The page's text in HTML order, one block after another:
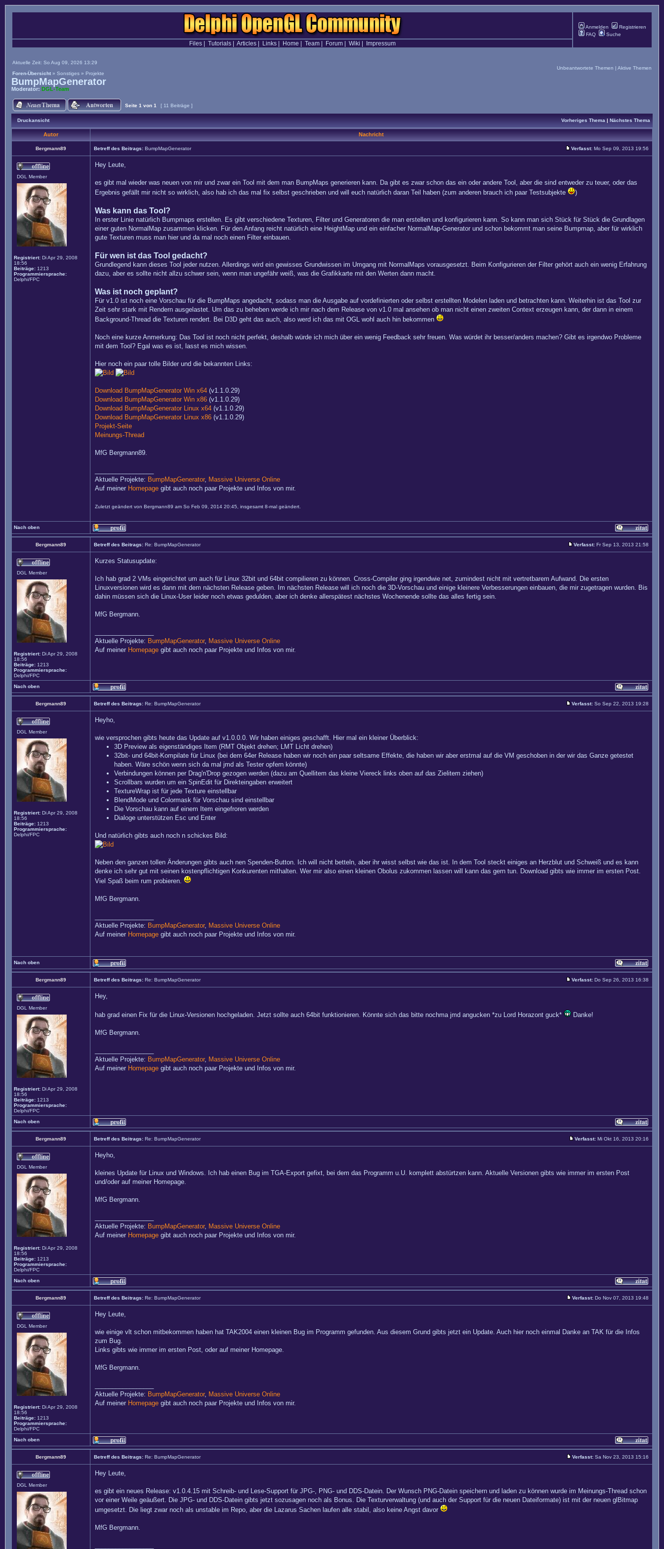
Anmelden
Registrieren
FAQ
Suche
Files| Tutorials| Articles| Links| Home Team| Forum| Wiki Impressum
Aktuelle Zeit: So Aug 09, 2026 13:29
Foren-Übersicht » Sonstiges » Projekte
Unbeantwortete Themen | Aktive Themen
BumpMapGenerator
Moderator: DGL-Team
Seite 1 von 1 [ 11 Beiträge ]
Druckansicht Vorheriges Thema | Nächstes Thema
Autor Nachricht
Bergmann89 Betreff des Beitrags: BumpMapGenerator Verfasst: Mo Sep 09, 2013 19:56
DGL Member
Registriert: Di Apr 29, 2008
18:56
Beiträge: 1213
Programmiersprache:
Delphi/FPC
Hey Leute,
es gibt mal wieder was neuen von mir und zwar ein Tool mit dem man BumpMaps generieren kann. Da gibt es zwar schon das ein oder andere Tool, aber die sind entweder zu teuer, oder das
Ergebnis gefällt mir nicht so wirklich, also hab ich das mal fix selbst geschrieben und will euch natürlich daran Teil haben (zum anderen brauch ich paar Testsubjekte
)
Was kann das Tool?
In erster Linie natürlich Bumpmaps erstellen. Es gibt verschiedene Texturen, Filter und Generatoren die man erstellen und konfigurieren kann. So kann man sich Stück für Stück die Grundlagen
einer guten NormalMap zusammen klicken. Für den Anfang reicht natürlich eine HeightMap und ein einfacher NormalMap-Generator und schon bekommt man seine Bumpmap, aber für wirklich
gute Texturen muss man hier und da mal noch einen Filter einbauen.
Für wen ist das Tool gedacht?
Grundlegend kann dieses Tool jeder nutzen. Allerdings wird ein gewisses Grundwissen im Umgang mit NormalMaps vorausgesetzt. Beim Konfigurieren der Filter gehört auch ein wenig Erfahrung
dazu, aber es sollte nicht allzu schwer sein, wenn man ungefähr weiß, was die Grafikkarte mit den Werten dann macht.
Was ist noch geplant?
Für v1.0 ist noch eine Vorschau für die BumpMaps angedacht, sodass man die Ausgabe auf vordefinierten oder selbst erstellten Modelen laden und betrachten kann. Weiterhin ist das Tool zur
Zeit sehr stark mit Rendern ausgelastet. Um das zu beheben werde ich mir nach dem Release von v1.0 mal ansehen ob man nicht einen zweiten Context erzeugen kann, der dann in einem
Background-Thread die Texturen rendert. Bei D3D geht das auch, also werd ich das mit OGL wohl auch hin bekommen
Noch eine kurze Anmerkung: Das Tool ist noch nicht perfekt, deshalb würde ich mich über ein wenig Feedback sehr freuen. Was würdet ihr besser/anders machen? Gibt es irgendwo Probleme
mit dem Tool? Egal was es ist, lasst es mich wissen.
Hier noch ein paar tolle Bilder und die bekannten Links:
Download BumpMapGenerator Win x64 (v1.1.0.29)
Download BumpMapGenerator Win x86 (v1.1.0.29)
Download BumpMapGenerator Linux x64 (v1.1.0.29)
Download BumpMapGenerator Linux x86 (v1.1.0.29)
Projekt-Seite
Meinungs-Thread
MfG Bergmann89.
Aktuelle Projekte: BumpMapGenerator, Massive Universe Online
Auf meiner Homepage gibt auch noch paar Projekte und Infos von mir.
Zuletzt geändert von Bergmann89 am So Feb 09, 2014 20:45, insgesamt 8-mal geändert.
Nach oben
Bergmann89 Betreff des Beitrags: Re: BumpMapGenerator Verfasst: Fr Sep 13, 2013 21:58
DGL Member
Registriert: Di Apr 29, 2008
18:56
Beiträge: 1213
Programmiersprache:
Delphi/FPC
Kurzes Statusupdate:
Ich hab grad 2 VMs eingerichtet um auch für Linux 32bit und 64bit compilieren zu können. Cross-Compiler ging irgendwie net, zumindest nicht mit vertretbarem Aufwand. Die ersten
Linuxversionen wird es dann mit dem nächsten Release geben. Im nächsten Release will ich noch die 3D-Vorschau und einige kleinere Verbesserungen einbauen, die mir zugetragen wurden. Bis
dahin müssen sich die Linux-User leider noch etwas gedulden, aber ich denke allerspätest nächstes Wochenende sollte das alles fertig sein.
MfG Bergmann.
Aktuelle Projekte: BumpMapGenerator, Massive Universe Online
Auf meiner Homepage gibt auch noch paar Projekte und Infos von mir.
Nach oben
Bergmann89 Betreff des Beitrags: Re: BumpMapGenerator Verfasst: So Sep 22, 2013 19:28
DGL Member
Registriert: Di Apr 29, 2008
18:56
Beiträge: 1213
Programmiersprache:
Delphi/FPC
Heyho,
wie versprochen gibts heute das Update auf v1.0.0.0. Wir haben einiges geschafft. Hier mal ein kleiner Überblick:
3D Preview als eigenständiges Item (RMT Objekt drehen; LMT Licht drehen)
32bit- und 64bit-Kompilate für Linux (bei dem 64er Release haben wir noch ein paar seltsame Effekte, die haben wir aber erstmal auf die VM geschoben in der wir das Ganze getestet
haben. Wäre schön wenn sich da mal jmd als Tester opfern könnte)
Verbindungen können per Drag'n'Drop gezogen werden (dazu am Quellitem das kleine Viereck links oben auf das Zielitem ziehen)
Scrollbars wurden um ein SpinEdit für Direkteingaben erweitert
TextureWrap ist für jede Texture einstellbar
BlendMode und Colormask für Vorschau sind einstellbar
Die Vorschau kann auf einem Item eingefroren werden
Dialoge unterstützen Esc und Enter
Und natürlich gibts auch noch n schickes Bild:
Neben den ganzen tollen Änderungen gibts auch nen Spenden-Button. Ich will nicht betteln, aber ihr wisst selbst wie das ist. In dem Tool steckt einiges an Herzblut und Schweiß und es kann
denke ich sehr gut mit seinen kostenpflichtigen Konkurenten mithalten. Wer mir also einen kleinen Obolus zukommen lassen will kann das gern tun. Download gibts wie immer im ersten Post.
Viel Spaß beim rum probieren.
MfG Bergmann.
Aktuelle Projekte: BumpMapGenerator, Massive Universe Online
Auf meiner Homepage gibt auch noch paar Projekte und Infos von mir.
Nach oben
Bergmann89 Betreff des Beitrags: Re: BumpMapGenerator Verfasst: Do Sep 26, 2013 16:38
DGL Member
Registriert: Di Apr 29, 2008
18:56
Beiträge: 1213
Programmiersprache:
Delphi/FPC
Hey,
hab grad einen Fix für die Linux-Versionen hochgeladen. Jetzt sollte auch 64bit funktionieren. Könnte sich das bitte nochma jmd angucken *zu Lord Horazont guck* Danke!
MfG Bergmann.
Aktuelle Projekte: BumpMapGenerator, Massive Universe Online
Auf meiner Homepage gibt auch noch paar Projekte und Infos von mir.
Nach oben
Bergmann89 Betreff des Beitrags: Re: BumpMapGenerator Verfasst: Mi Okt 16, 2013 20:16
DGL Member
Registriert: Di Apr 29, 2008
18:56
Beiträge: 1213
Programmiersprache:
Delphi/FPC
Heyho,
kleines Update für Linux und Windows. Ich hab einen Bug im TGA-Export gefixt, bei dem das Programm u.U. komplett abstürtzen kann. Aktuelle Versionen gibts wie immer im ersten Post
und/oder auf meiner Homepage.
MfG Bergmann.
Aktuelle Projekte: BumpMapGenerator, Massive Universe Online
Auf meiner Homepage gibt auch noch paar Projekte und Infos von mir.
Nach oben
Bergmann89 Betreff des Beitrags: Re: BumpMapGenerator Verfasst: Do Nov 07, 2013 19:48
DGL Member
Registriert: Di Apr 29, 2008
18:56
Beiträge: 1213
Programmiersprache:
Delphi/FPC
Hey Leute,
wie einige vlt schon mitbekommen haben hat TAK2004 einen kleinen Bug im Programm gefunden. Aus diesem Grund gibts jetzt ein Update. Auch hier noch einmal Danke an TAK für die Infos
zum Bug.
Links gibts wie immer im ersten Post, oder auf meiner Homepage.
MfG Bergmann.
Aktuelle Projekte: BumpMapGenerator, Massive Universe Online
Auf meiner Homepage gibt auch noch paar Projekte und Infos von mir.
Nach oben
Bergmann89 Betreff des Beitrags: Re: BumpMapGenerator Verfasst: Sa Nov 23, 2013 15:16
DGL Member
Hey Leute,
es gibt ein neues Release: v1.0.4.15 mit Schreib- und Lese-Support für JPG-, PNG- und DDS-Datein. Der Wunsch PNG-Datein speichern und laden zu können wurde im Meinungs-Thread schon
vor einer Weile geäußert. Die JPG- und DDS-Datein gibts jetzt sozusagen noch als Bonus. Die Texturverwaltung (und auch der Support für die neuen Dateiformate) ist mit der neuen glBitmap
umgesetzt. Die liegt zwar noch als unstable im Repo, aber die Lazarus Sachen laufen alle stabil, also keine Angst davor
MfG Bergmann.